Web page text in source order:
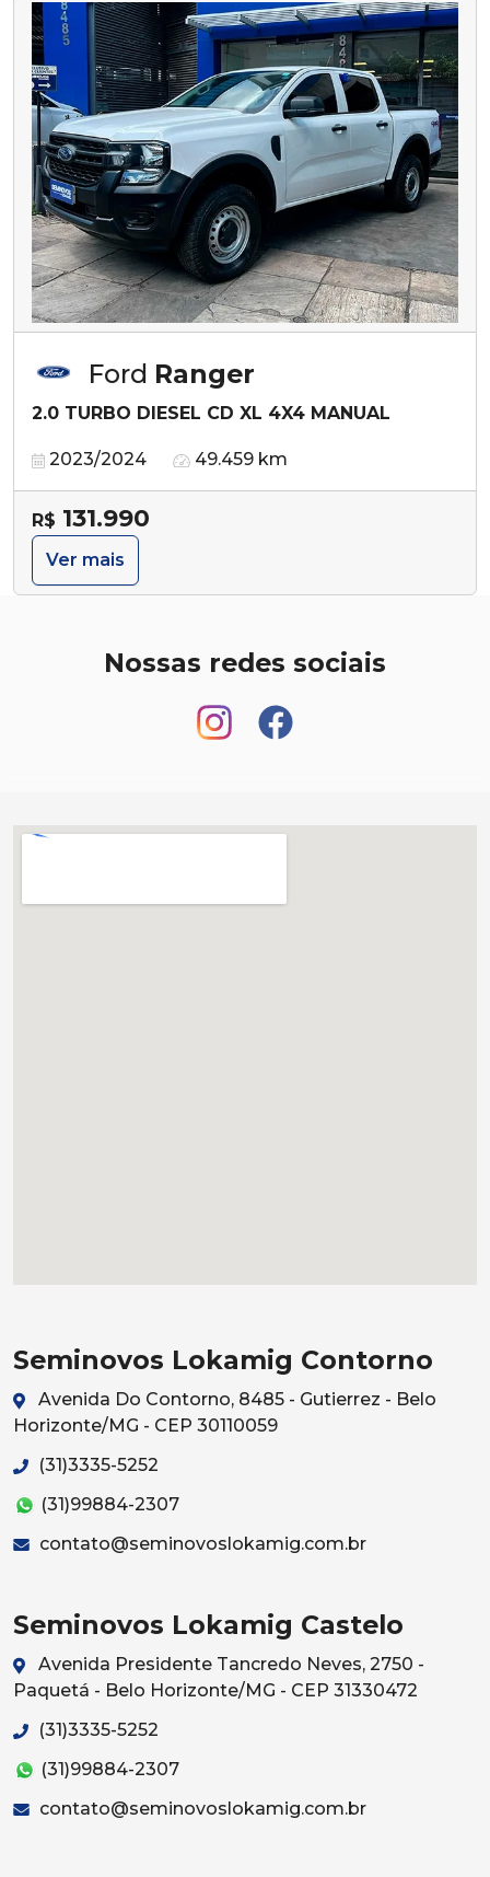
Ford Ranger
2.0 TURBO DIESEL CD XL 4X4 MANUAL
2023/2024 49.459 km
R$ 131.990
Ver mais
Nossas redes sociais
Seminovos Lokamig Contorno
Avenida Do Contorno, 8485 - Gutierrez - Belo
Horizonte/MG - CEP 30110059
(31)3335-5252
(31)99884-2307
contato@seminovoslokamig.com.br
Seminovos Lokamig Castelo
Avenida Presidente Tancredo Neves, 2750 -
Paquetá - Belo Horizonte/MG - CEP 31330472
(31)3335-5252
(31)99884-2307
contato@seminovoslokamig.com.br